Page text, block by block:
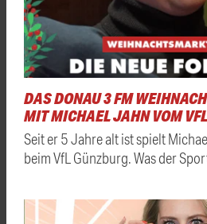
DAS DONAU 3 FM
MIT MICHAEL JAHN VOM
Seit er 5 Jahre alt ist spielt
beim VfL Günzburg. Was der